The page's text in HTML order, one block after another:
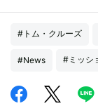
#トム・クルーズ
#News #ミッシ